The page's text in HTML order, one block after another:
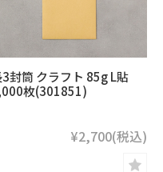
3封筒 クラフト 85g L貼
枚(301851)
¥2,700(税込)